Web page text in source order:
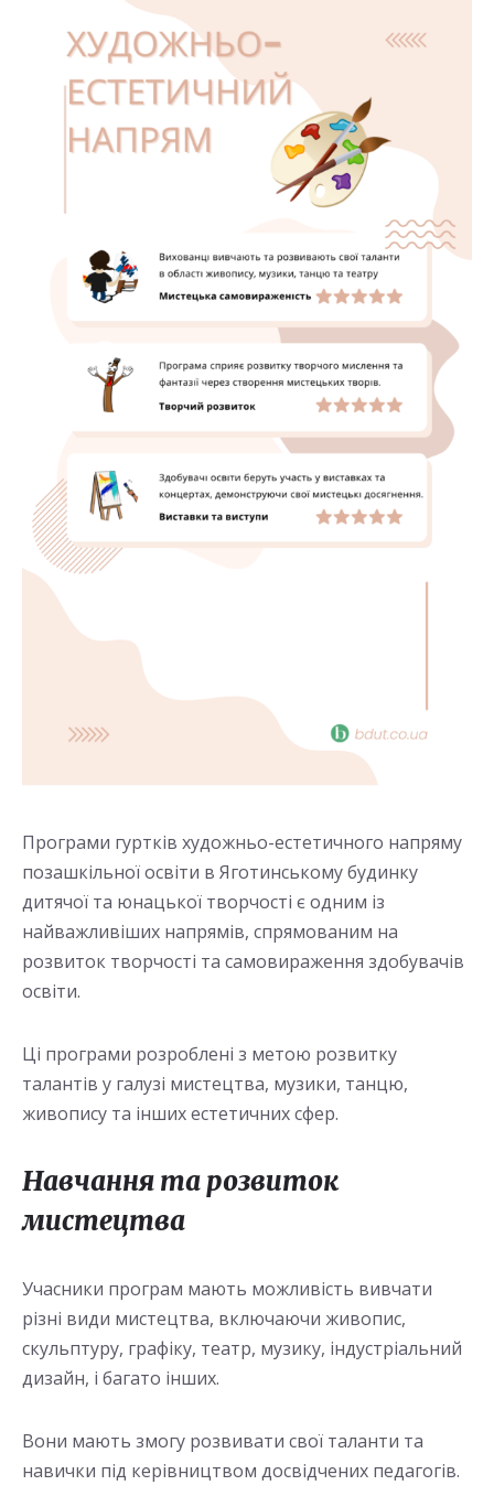
Програми гуртків художньо-естетичного напряму
позашкільної освіти в Яготинському будинку
дитячої та юнацької творчості є одним із
найважливіших напрямів, спрямованим на
розвиток творчості та самовираження здобувачів
освіти.
Ці програми розроблені з метою розвитку
талантів у галузі мистецтва, музики, танцю,
живопису та інших естетичних сфер.
Навчання та розвиток
мистецтва
Учасники програм мають можливість вивчати
різні види мистецтва, включаючи живопис,
скульптуру, графіку, театр, музику, індустріальний
дизайн, і багато інших.
Вони мають змогу розвивати свої таланти та
навички під керівництвом досвідчених педагогів.